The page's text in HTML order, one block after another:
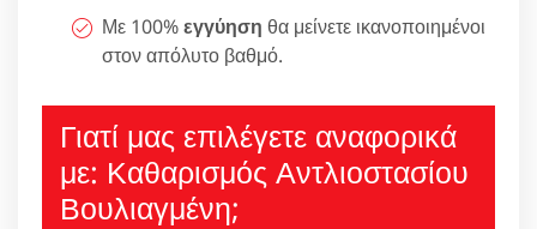
Με 100%εγγύηση θα μείνετε ικανοποιημένοι
στον απόλυτο βαθμό.
Γιατί μας επιλέγετε αναφορικά
με: Καθαρισμός Αντλιοστασίου
Βουλιαγμένη;